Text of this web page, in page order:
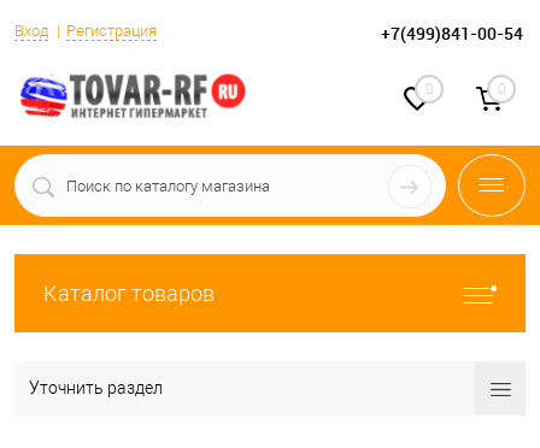
Вход Регистрация +7(499)841-00-54
0 0
Каталог товаров
Уточнить раздел